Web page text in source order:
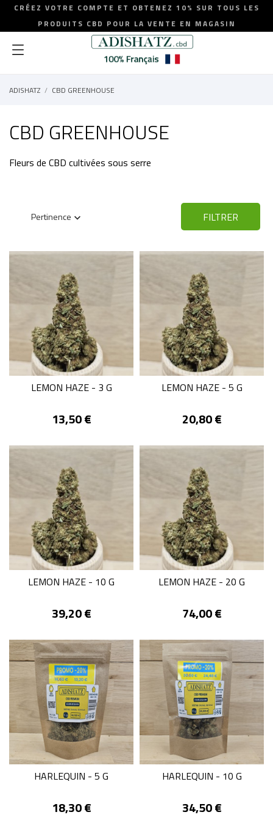
CRÉEZ VOTRE COMPTE ET OBTENEZ 10% SUR TOUS LES
PRODUITS CBD POUR LA VENTE EN MAGASIN
ADISHATZ CBD GREENHOUSE
CBD GREENHOUSE
Fleurs de CBD cultivées sous serre
Pertinence  FILTRER
LEMON HAZE - 3 G
Prix
13,50 €
LEMON HAZE - 5 G
Prix
20,80 €
LEMON HAZE - 10 G
Prix
39,20 €
LEMON HAZE - 20 G
Prix
74,00 €
HARLEQUIN - 5 G
Prix
18,30 €
HARLEQUIN - 10 G
Prix
34,50 €